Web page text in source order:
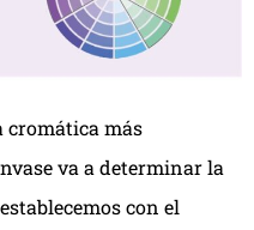
cromática más
va a determinar la
con el